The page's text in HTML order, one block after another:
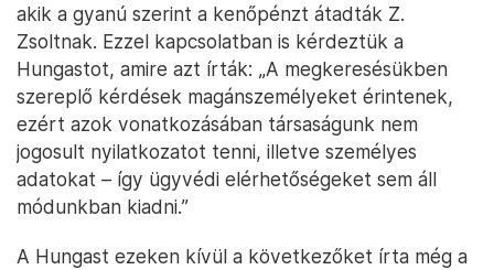
akik a gyanú szerint a kenőpénzt átadták Z.
Zsoltnak. Ezzel kapcsolatban is kérdeztük a
Hungastot, amire azt írták: „A megkeresésükben
szereplő kérdések magánszemélyeket érintenek,
ezért azok vonatkozásában társaságunk nem
jogosult nyilatkozatot tenni, illetve személyes
adatokat – így ügyvédi elérhetőségeket sem áll
módunkban kiadni.”
A Hungast ezeken kívül a következőket írta még a